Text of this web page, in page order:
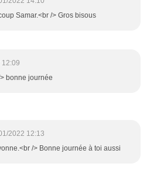
Samar.<br /> Gros bisous
bonne journée
2022 12:13
/> Bonne journée à toi aussi